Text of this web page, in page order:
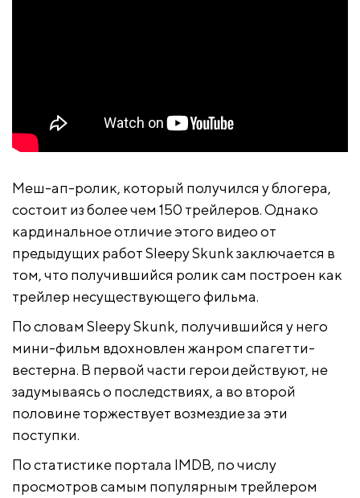
Меш-ап-ролик, который получился у блогера,
состоит из более чем 150 трейлеров. Однако
кардинальное отличие этого видео от
предыдущих работ Sleepy Skunk заключается в
том, что получившийся ролик сам построен как
трейлер несуществующего фильма.
По словам Sleepy Skunk, получившийся у него
мини-фильм вдохновлен жанром спагетти-
вестерна. В первой части герои действуют, не
задумываясь о последствиях, а во второй
половине торжествует возмездие за эти
поступки.
По статистике портала IMDB, по числу
просмотров самым популярным трейлером